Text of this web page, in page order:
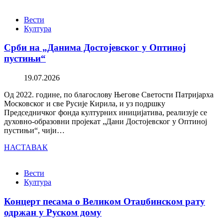
Вести
Култура
Срби на „Данима Достојевског у Оптиној
пустињи“
19.07.2026
Од 2022. године, по благослову Његове Светости Патријарха
Московског и све Русије Кирила, и уз подршку
Председничког фонда културних иницијатива, реализује се
духовно-образовни пројекат „Дани Достојевског у Оптиној
пустињи“, чији…
НАСТАВАК
Вести
Култура
Концерт песама о Великом Отаџбинском рату
одржан у Руском дому